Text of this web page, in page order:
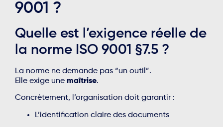
9001 ?
Quelle est l’exigence réelle de
la norme ISO 9001 §7.5 ?
La norme ne demande pas “un outil”.
Elle exige une maîtrise.
Concrètement, l’organisation doit garantir :
L’identification claire des documents